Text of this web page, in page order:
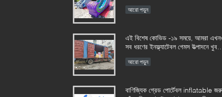
আরো পড়ুন
এই বিশেষ কোভিড -১৯ সময়ে, আমরা
সব ধরণের ইনফ্ল্যাটেবল গেমস উত্পাদনে খুব
আরো পড়ুন
বাণিজ্যিক গ্রেড পোর্টেবল inflatable